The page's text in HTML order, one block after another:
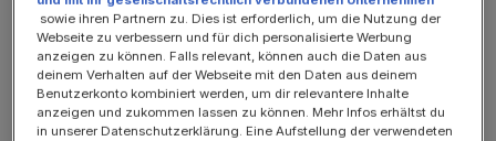
sowie ihren Partnern zu. Dies ist erforderlich, um die Nutzung der
Webseite zu verbessern und für dich personalisierte Werbung
anzeigen zu können. Falls relevant, können auch die Daten aus
deinem Verhalten auf der Webseite mit den Daten aus deinem
Benutzerkonto kombiniert werden, um dir relevantere Inhalte
anzeigen und zukommen lassen zu können. Mehr Infos erhältst du
in unserer Datenschutzerklärung. Eine Aufstellung der verwendeten